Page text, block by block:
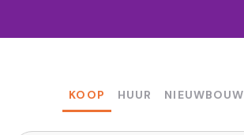
KOOP HUUR NIEUWBOUW